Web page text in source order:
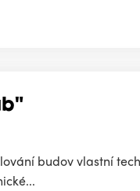
budov vlastní